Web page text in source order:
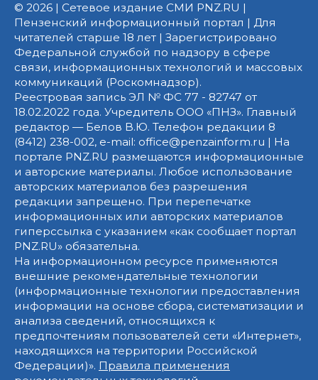
© 2026 | Сетевое издание СМИ PNZ.RU |
Пензенский информационный портал | Для
читателей старше 18 лет | Зарегистрировано
Федеральной службой по надзору в сфере
связи, информационных технологий и массовых
коммуникаций (Роскомнадзор).
Реестровая запись ЭЛ № ФС 77 - 82747 от
18.02.2022 года. Учредитель ООО «ПНЗ». Главный
редактор — Белов В.Ю. Телефон редакции 8
(8412) 238-002, e-mail: office@penzainform.ru | На
портале PNZ.RU размещаются информационные
и авторские материалы. Любое использование
авторских материалов без разрешения
редакции запрещено. При перепечатке
информационных или авторских материалов
гиперссылка с указанием «как сообщает портал
PNZ.RU» обязательна.
На информационном ресурсе применяются
внешние рекомендательные технологии
(информационные технологии предоставления
информации на основе сбора, систематизации и
анализа сведений, относящихся к
предпочтениям пользователей сети «Интернет»,
находящихся на территории Российской
Федерации)». Правила применения